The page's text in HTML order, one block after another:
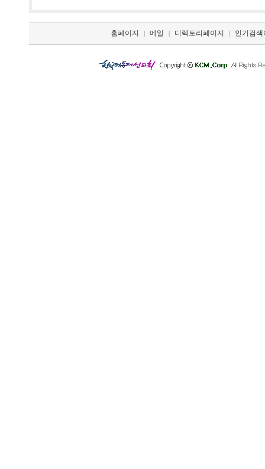
홈페이지 | 메일 | 디렉토리페이지 | 인기검색